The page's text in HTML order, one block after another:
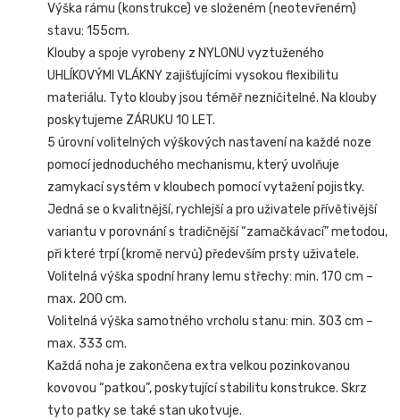
Výška rámu (konstrukce) ve složeném (neotevřeném)
stavu: 155cm.
Klouby a spoje vyrobeny z NYLONU vyztuženého
UHLÍKOVÝMI VLÁKNY zajišťujícími vysokou flexibilitu
materiálu. Tyto klouby jsou téměř nezničitelné. Na klouby
poskytujeme ZÁRUKU 10 LET.
5 úrovní volitelných výškových nastavení na každé noze
pomocí jednoduchého mechanismu, který uvolňuje
zamykací systém v kloubech pomocí vytažení pojistky.
Jedná se o kvalitnější, rychlejší a pro uživatele přívětivější
variantu v porovnání s tradičnější “zamačkávací” metodou,
při které trpí (kromě nervů) především prsty uživatele.
Volitelná výška spodní hrany lemu střechy: min. 170 cm –
max. 200 cm.
Volitelná výška samotného vrcholu stanu: min. 303 cm –
max. 333 cm.
Každá noha je zakončena extra velkou pozinkovanou
kovovou “patkou”, poskytující stabilitu konstrukce. Skrz
tyto patky se také stan ukotvuje.